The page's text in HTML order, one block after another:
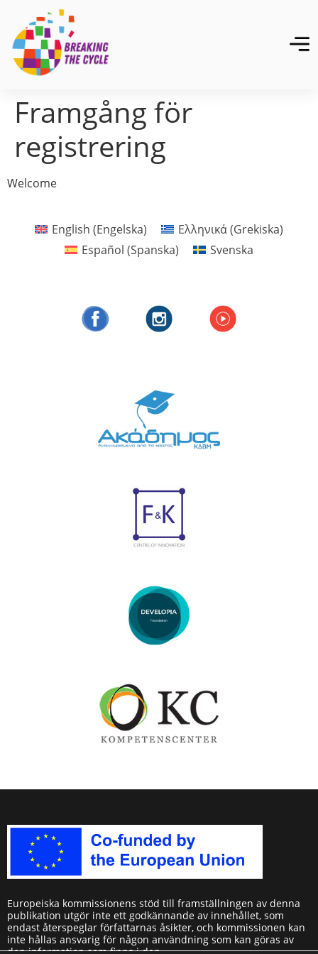
Framgång för
registrering
Welcome
English (Engelska) Ελληνικά(Grekiska)
Español (Spanska) Svenska
Europeiska kommissionens stöd till framställningen av denna
publikation utgör inte ett godkännande av innehållet, som
endast återspeglar författarnas åsikter, och kommissionen kan
inte hållas ansvarig för någon användning som kan göras av
den information som finns i den.